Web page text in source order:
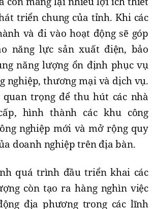
triển chung của tỉnh. Khi các
và đi vào hoạt động sẽ góp
năng lực sản xuất điện, bảo
năng lượng ổn định phục vụ
nghiệp, thương mại và dịch vụ.
trọng để thu hút các nhà
hình thành các khu công
nghiệp mới và mở rộng quy
doanh nghiệp trên địa bàn.
quá trình đầu triển khai các
còn tạo ra hàng nghìn việc
địa phương trong các lĩnh